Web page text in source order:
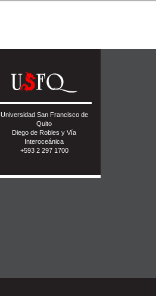
Universidad San Francisco de
Quito
Diego de Robles y Vía
Interoceánica
+593 2 297 1700